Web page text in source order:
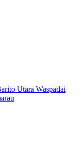
Utara Waspadai